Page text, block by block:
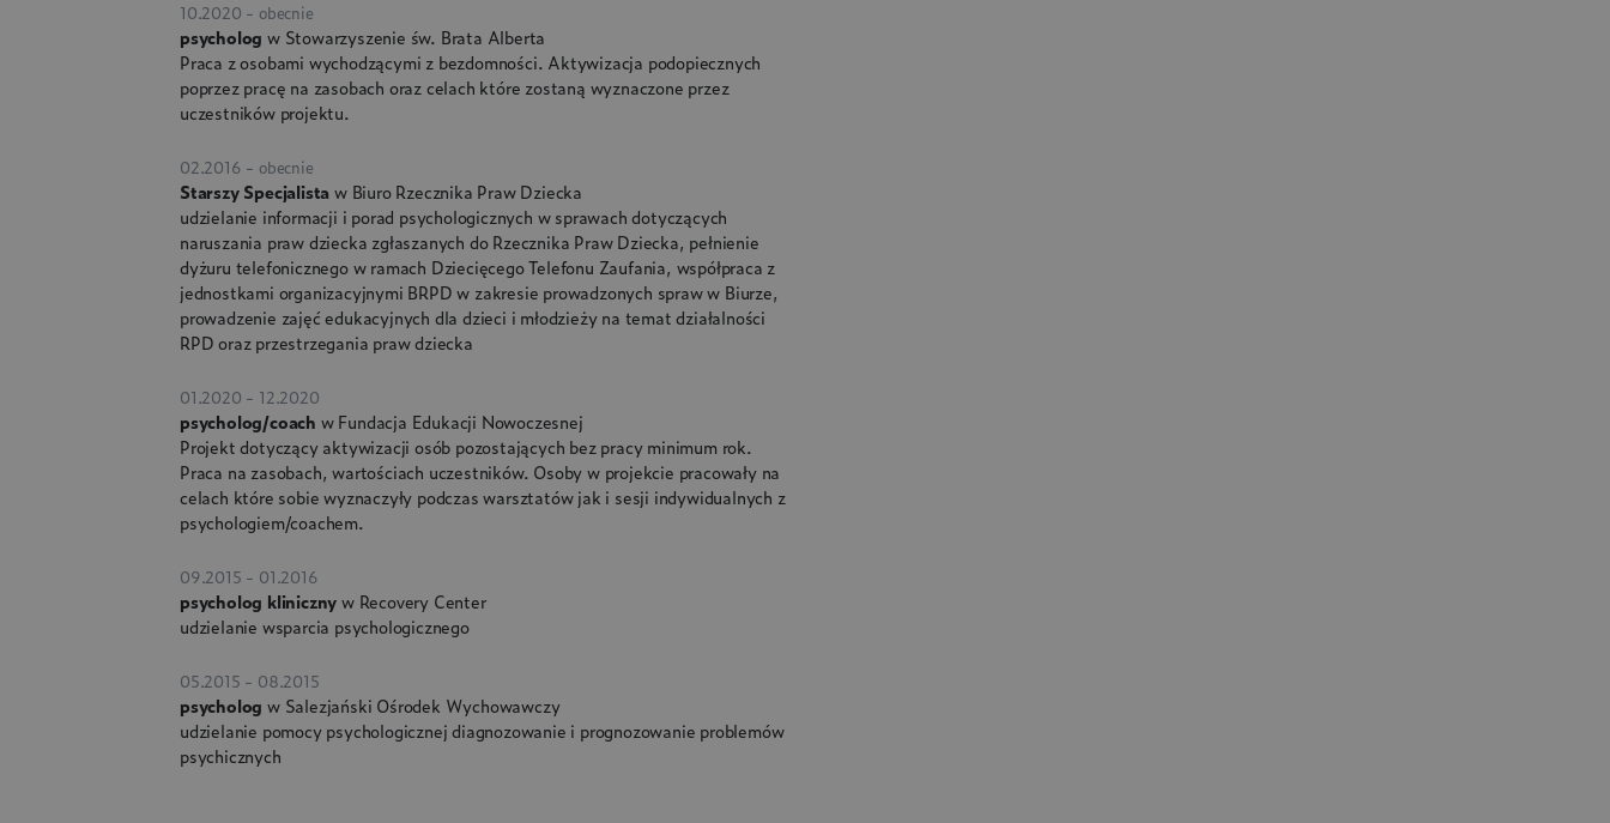
10.2020 - obecnie
psycholog w Stowarzyszenie św. Brata Alberta
Praca z osobami wychodzącymi z bezdomności. Aktywizacja podopiecznych
poprzez pracę na zasobach oraz celach które zostaną wyznaczone przez
uczestników projektu.
02.2016 - obecnie
Starszy Specjalistaw Biuro Rzecznika Praw Dziecka
udzielanie informacji i porad psychologicznych w sprawach dotyczących
naruszania praw dziecka zgłaszanych do Rzecznika Praw Dziecka, pełnienie
dyżuru telefonicznego w ramach Dziecięcego Telefonu Zaufania, współpraca z
jednostkami organizacyjnymi BRPD w zakresie prowadzonych spraw w Biurze,
prowadzenie zajęć edukacyjnych dla dzieci i młodzieży na temat działalności
RPD oraz przestrzegania praw dziecka
01.2020 - 12.2020
psycholog/coach w Fundacja Edukacji Nowoczesnej
Projekt dotyczący aktywizacji osób pozostających bez pracy minimum rok.
Praca na zasobach, wartościach uczestników. Osoby w projekcie pracowały na
celach które sobie wyznaczyły podczas warsztatów jak i sesji indywidualnych z
psychologiem/coachem.
09.2015 - 01.2016
psycholog klinicznyw Recovery Center
udzielanie wsparcia psychologicznego
05.2015 - 08.2015
psycholog w Salezjański Ośrodek Wychowawczy
udzielanie pomocy psychologicznej diagnozowanie i prognozowanie problemów
psychicznych